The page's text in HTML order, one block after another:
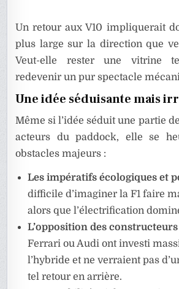
Un retour aux V10 impliquerait
plus large sur la direction que
Veut-elle rester une vitrine
redevenir un pur spectacle
Une idée séduisante mais
Même si l’idée séduit une partie
acteurs du paddock, elle se
obstacles majeurs :
Les impératifs écologiques et
difficile d’imaginer la F1 faire
alors que l’électrification
L’opposition des constructeurs
Ferrari ou Audi ont investi
l’hybride et ne verraient pas
tel retour en arrière.